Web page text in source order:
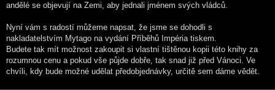
andělé se objevují na Zemi, aby jednali jménem svých vládců.
Nyní vám s radostí můžeme napsat, že jsme se dohodli s
nakladatelstvím Mytago na vydání Příběhů Impéria tiskem.
Budete tak mít možnost zakoupit si vlastní tištěnou kopii této knihy za
rozumnou cenu a pokud vše půjde dobře, tak snad již před Vánoci. Ve
chvíli, kdy bude možné udělat předobjednávky, určitě sem dáme vědět.